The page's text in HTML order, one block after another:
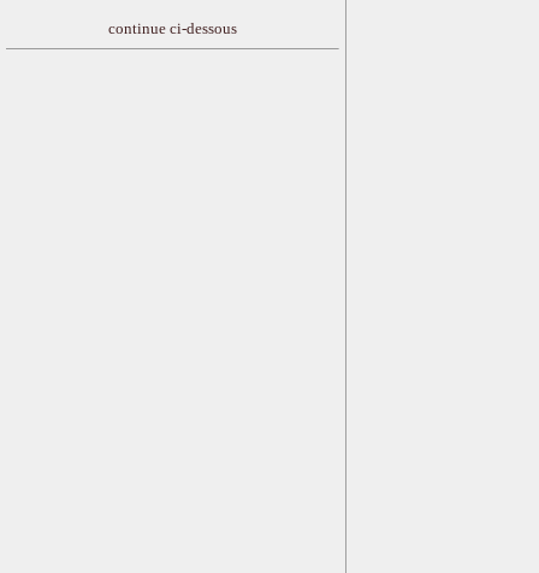
continue ci-dessous